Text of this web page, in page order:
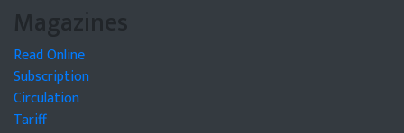
Magazines
Read Online
Subscription
Circulation
Tariff